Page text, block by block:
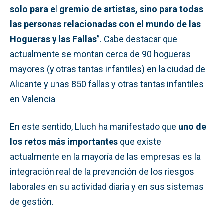
solo para el gremio de artistas, sino para todas
las personas relacionadas con el mundo de las
Hogueras y las Fallas”. Cabe destacar que
actualmente se montan cerca de 90 hogueras
mayores (y otras tantas infantiles) en la ciudad de
Alicante y unas 850 fallas y otras tantas infantiles
en Valencia.
En este sentido, Lluch ha manifestado que uno de
los retos más importantes que existe
actualmente en la mayoría de las empresas es la
integración real de la prevención de los riesgos
laborales en su actividad diaria y en sus sistemas
de gestión.